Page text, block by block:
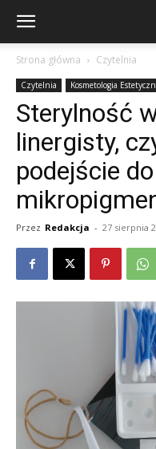
Strona główna Czytelnia
Czytelnia Kosmetologia
Sterylność
linergisty,
podejście
Przez Redakcja - 27 sierpnia